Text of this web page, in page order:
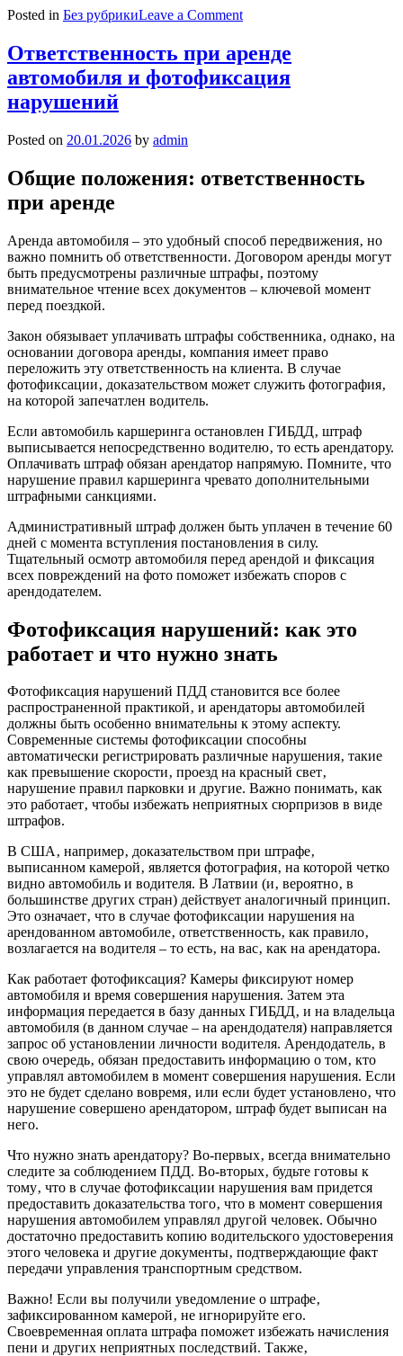
Posted in Без рубрикиLeave a Commenton
ответственность
за
Ответственность при аренде
автомобиля и фотофиксация
нарушений
Posted on 20.01.2026 by admin
Общие положения: ответственность
при аренде
Аренда автомобиля – это удобный способ передвижения‚ но
важно помнить об ответственности. Договором аренды могут
быть предусмотрены различные штрафы‚ поэтому
внимательное чтение всех документов – ключевой момент
перед поездкой.
Закон обязывает уплачивать штрафы собственника‚ однако‚ на
основании договора аренды‚ компания имеет право
переложить эту ответственность на клиента. В случае
фотофиксации‚ доказательством может служить фотография‚
на которой запечатлен водитель.
Если автомобиль каршеринга остановлен ГИБДД‚ штраф
выписывается непосредственно водителю‚ то есть арендатору.
Оплачивать штраф обязан арендатор напрямую. Помните‚ что
нарушение правил каршеринга чревато дополнительными
штрафными санкциями.
Административный штраф должен быть уплачен в течение 60
дней с момента вступления постановления в силу.
Тщательный осмотр автомобиля перед арендой и фиксация
всех повреждений на фото поможет избежать споров с
арендодателем.
Фотофиксация нарушений: как это
работает и что нужно знать
Фотофиксация нарушений ПДД становится все более
распространенной практикой‚ и арендаторы автомобилей
должны быть особенно внимательны к этому аспекту.
Современные системы фотофиксации способны
автоматически регистрировать различные нарушения‚ такие
как превышение скорости‚ проезд на красный свет‚
нарушение правил парковки и другие. Важно понимать‚ как
это работает‚ чтобы избежать неприятных сюрпризов в виде
штрафов.
В США‚ например‚ доказательством при штрафе‚
выписанном камерой‚ является фотография‚ на которой четко
видно автомобиль и водителя. В Латвии (и‚ вероятно‚ в
большинстве других стран) действует аналогичный принцип.
Это означает‚ что в случае фотофиксации нарушения на
арендованном автомобиле‚ ответственность‚ как правило‚
возлагается на водителя – то есть‚ на вас‚ как на арендатора.
Как работает фотофиксация? Камеры фиксируют номер
автомобиля и время совершения нарушения. Затем эта
информация передается в базу данных ГИБДД‚ и на владельца
автомобиля (в данном случае – на арендодателя) направляется
запрос об установлении личности водителя. Арендодатель‚ в
свою очередь‚ обязан предоставить информацию о том‚ кто
управлял автомобилем в момент совершения нарушения. Если
это не будет сделано вовремя‚ или если будет установлено‚ что
нарушение совершено арендатором‚ штраф будет выписан на
него.
Что нужно знать арендатору? Во-первых‚ всегда внимательно
следите за соблюдением ПДД. Во-вторых‚ будьте готовы к
тому‚ что в случае фотофиксации нарушения вам придется
предоставить доказательства того‚ что в момент совершения
нарушения автомобилем управлял другой человек. Обычно
достаточно предоставить копию водительского удостоверения
этого человека и другие документы‚ подтверждающие факт
передачи управления транспортным средством.
Важно! Если вы получили уведомление о штрафе‚
зафиксированном камерой‚ не игнорируйте его.
Своевременная оплата штрафа поможет избежать начисления
пени и других неприятных последствий. Также‚